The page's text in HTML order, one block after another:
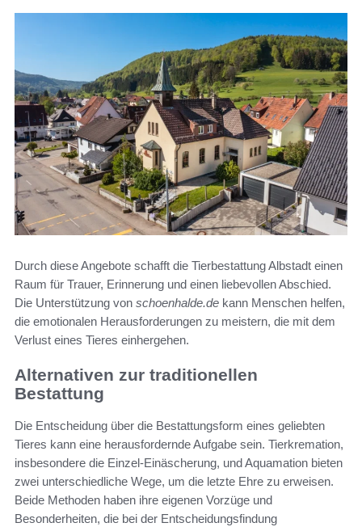
Durch diese Angebote schafft die Tierbestattung Albstadt einen
Raum für Trauer, Erinnerung und einen liebevollen Abschied.
Die Unterstützung von schoenhalde.de kann Menschen helfen,
die emotionalen Herausforderungen zu meistern, die mit dem
Verlust eines Tieres einhergehen.
Alternativen zur traditionellen
Bestattung
Die Entscheidung über die Bestattungsform eines geliebten
Tieres kann eine herausfordernde Aufgabe sein. Tierkremation,
insbesondere die Einzel-Einäscherung, und Aquamation bieten
zwei unterschiedliche Wege, um die letzte Ehre zu erweisen.
Beide Methoden haben ihre eigenen Vorzüge und
Besonderheiten, die bei der Entscheidungsfindung